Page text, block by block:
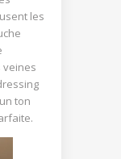
les
veines
ton